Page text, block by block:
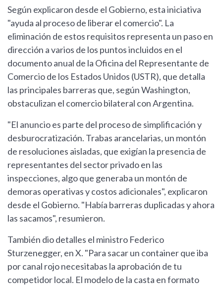
Según explicaron desde el Gobierno, esta iniciativa
"ayuda al proceso de liberar el comercio". La
eliminación de estos requisitos representa un paso en
dirección a varios de los puntos incluidos en el
documento anual de la Oficina del Representante de
Comercio de los Estados Unidos (USTR), que detalla
las principales barreras que, según Washington,
obstaculizan el comercio bilateral con Argentina.
"El anuncio es parte del proceso de simplificación y
desburocratización. Trabas arancelarias, un montón
de resoluciones aisladas, que exigían la presencia de
representantes del sector privado en las
inspecciones, algo que generaba un montón de
demoras operativas y costos adicionales", explicaron
desde el Gobierno. "Había barreras duplicadas y ahora
las sacamos", resumieron.
También dio detalles el ministro Federico
Sturzenegger, en X. "Para sacar un container que iba
por canal rojo necesitabas la aprobación de tu
competidor local. El modelo de la casta en formato